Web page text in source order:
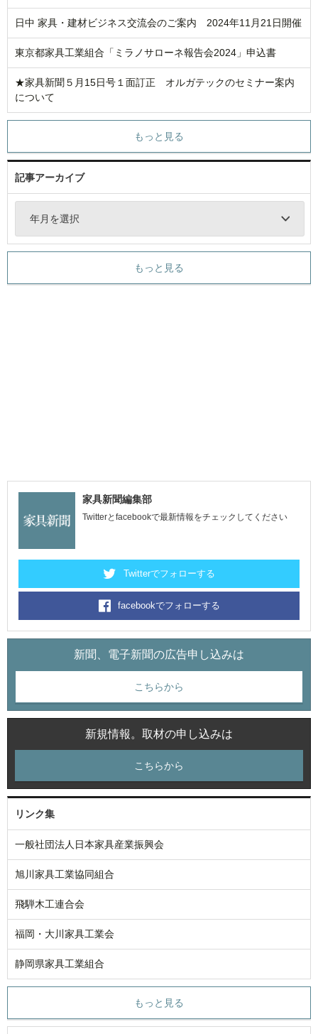
日中 家具・建材ビジネス交流会のご案内 2024年11月21日開催
東京都家具工業組合「ミラノサローネ報告会2024」申込書
★家具新聞５月15日号１面訂正 オルガテックのセミナー案内
について
もっと見る
記事アーカイブ
年月を選択
もっと見る
家具新聞編集部
Twitterとfacebookで最新情報をチェックしてください
Twitterでフォローする
facebookでフォローする
新聞、電子新聞の広告申し込みは
こちらから
新規情報。取材の申し込みは
こちらから
リンク集
一般社団法人日本家具産業振興会
旭川家具工業協同組合
飛騨木工連合会
福岡・大川家具工業会
静岡県家具工業組合
もっと見る